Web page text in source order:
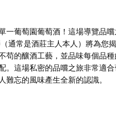
一葡萄園葡萄酒！這場導覽品
通常是酒莊主人本人）將為您
苟的釀酒工藝，並品味每個品
。這場私密的品嚐之旅非常適
難忘的風味產生全新的認識。